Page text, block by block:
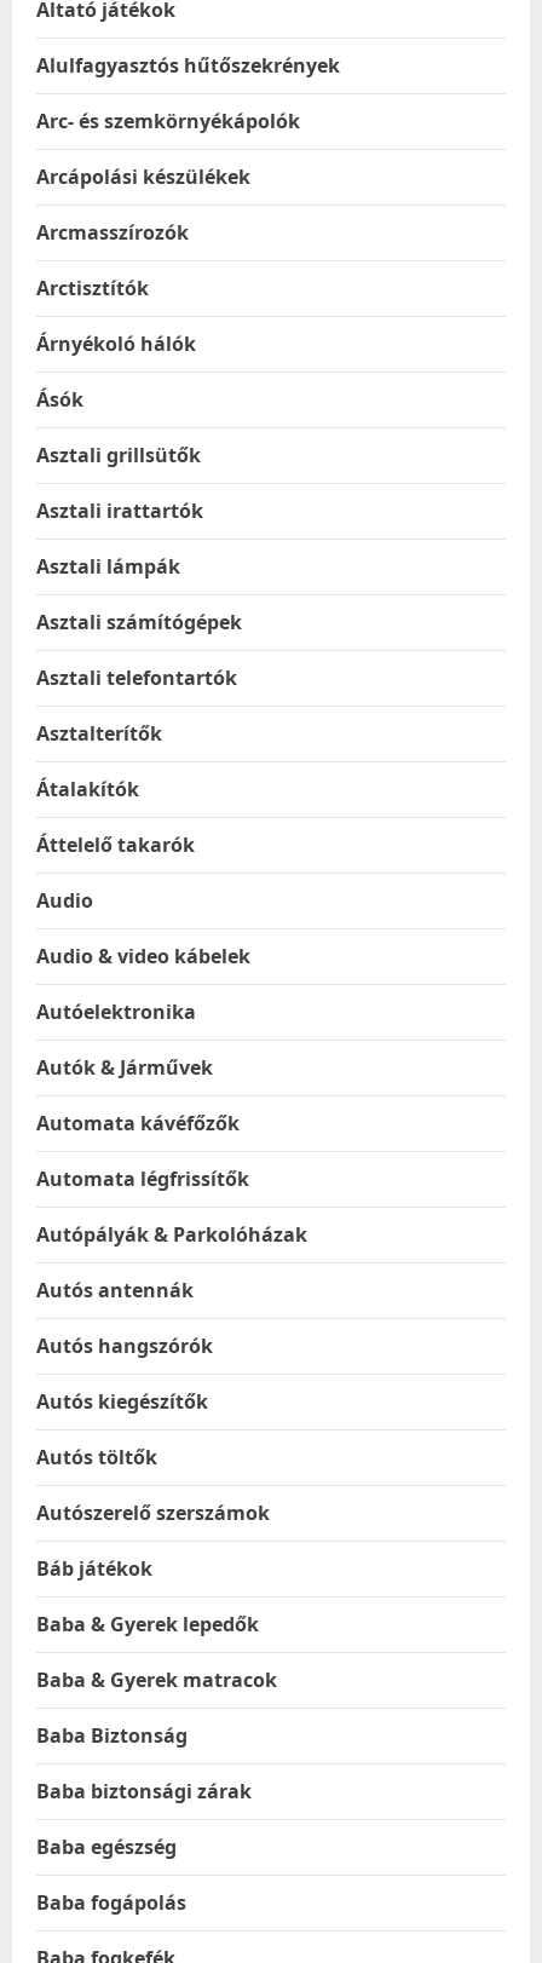
Altató játékok
Alulfagyasztós hűtőszekrények
Arc- és szemkörnyékápolók
Arcápolási készülékek
Arcmasszírozók
Arctisztítók
Árnyékoló hálók
Ásók
Asztali grillsütők
Asztali irattartók
Asztali lámpák
Asztali számítógépek
Asztali telefontartók
Asztalterítők
Átalakítók
Áttelelő takarók
Audio
Audio & video kábelek
Autóelektronika
Autók & Járművek
Automata kávéfőzők
Automata légfrissítők
Autópályák & Parkolóházak
Autós antennák
Autós hangszórók
Autós kiegészítők
Autós töltők
Autószerelő szerszámok
Báb játékok
Baba & Gyerek lepedők
Baba & Gyerek matracok
Baba Biztonság
Baba biztonsági zárak
Baba egészség
Baba fogápolás